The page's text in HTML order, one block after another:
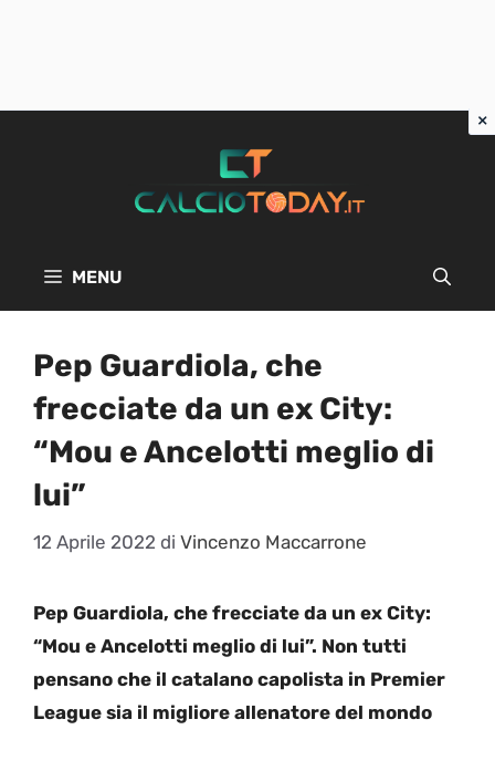
MENU
Pep Guardiola, che
frecciate da un ex City:
“Mou e Ancelotti meglio di
lui”
12 Aprile 2022 di Vincenzo Maccarrone
Pep Guardiola, che frecciate da un ex City:
“Mou e Ancelotti meglio di lui”. Non tutti
pensano che il catalano capolista in Premier
League sia il migliore allenatore del mondo